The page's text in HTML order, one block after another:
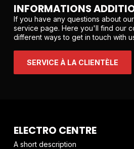
INFORMATIONS
If you have any questions about
service page. Here you'll find our
different ways to get in touch with
SERVICE À LA CLIENTÈLE
ELECTRO CENTRE
A short description